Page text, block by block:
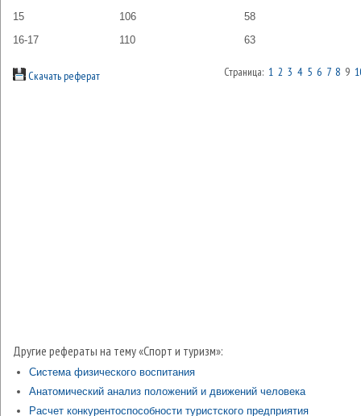
15
106
58
16-17
110 63
Скачать реферат Страница: 1 2 3 4 5 6 7 8 9
Другие рефераты на тему «Спорт и туризм»:
Система физического воспитания
Анатомический анализ положений и движений человека
Расчет конкурентоспособности туристского предприятия